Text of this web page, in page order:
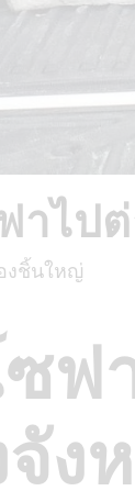
าไป
งชิ้นใหญ่
ซฟ
ง